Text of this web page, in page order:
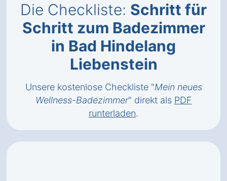
Die Checkliste: Schritt für
Schritt zum Badezimmer
in Bad Hindelang
Liebenstein
Unsere kostenlose Checkliste "Mein neues
Wellness-Badezimmer" direkt als PDF
runterladen.